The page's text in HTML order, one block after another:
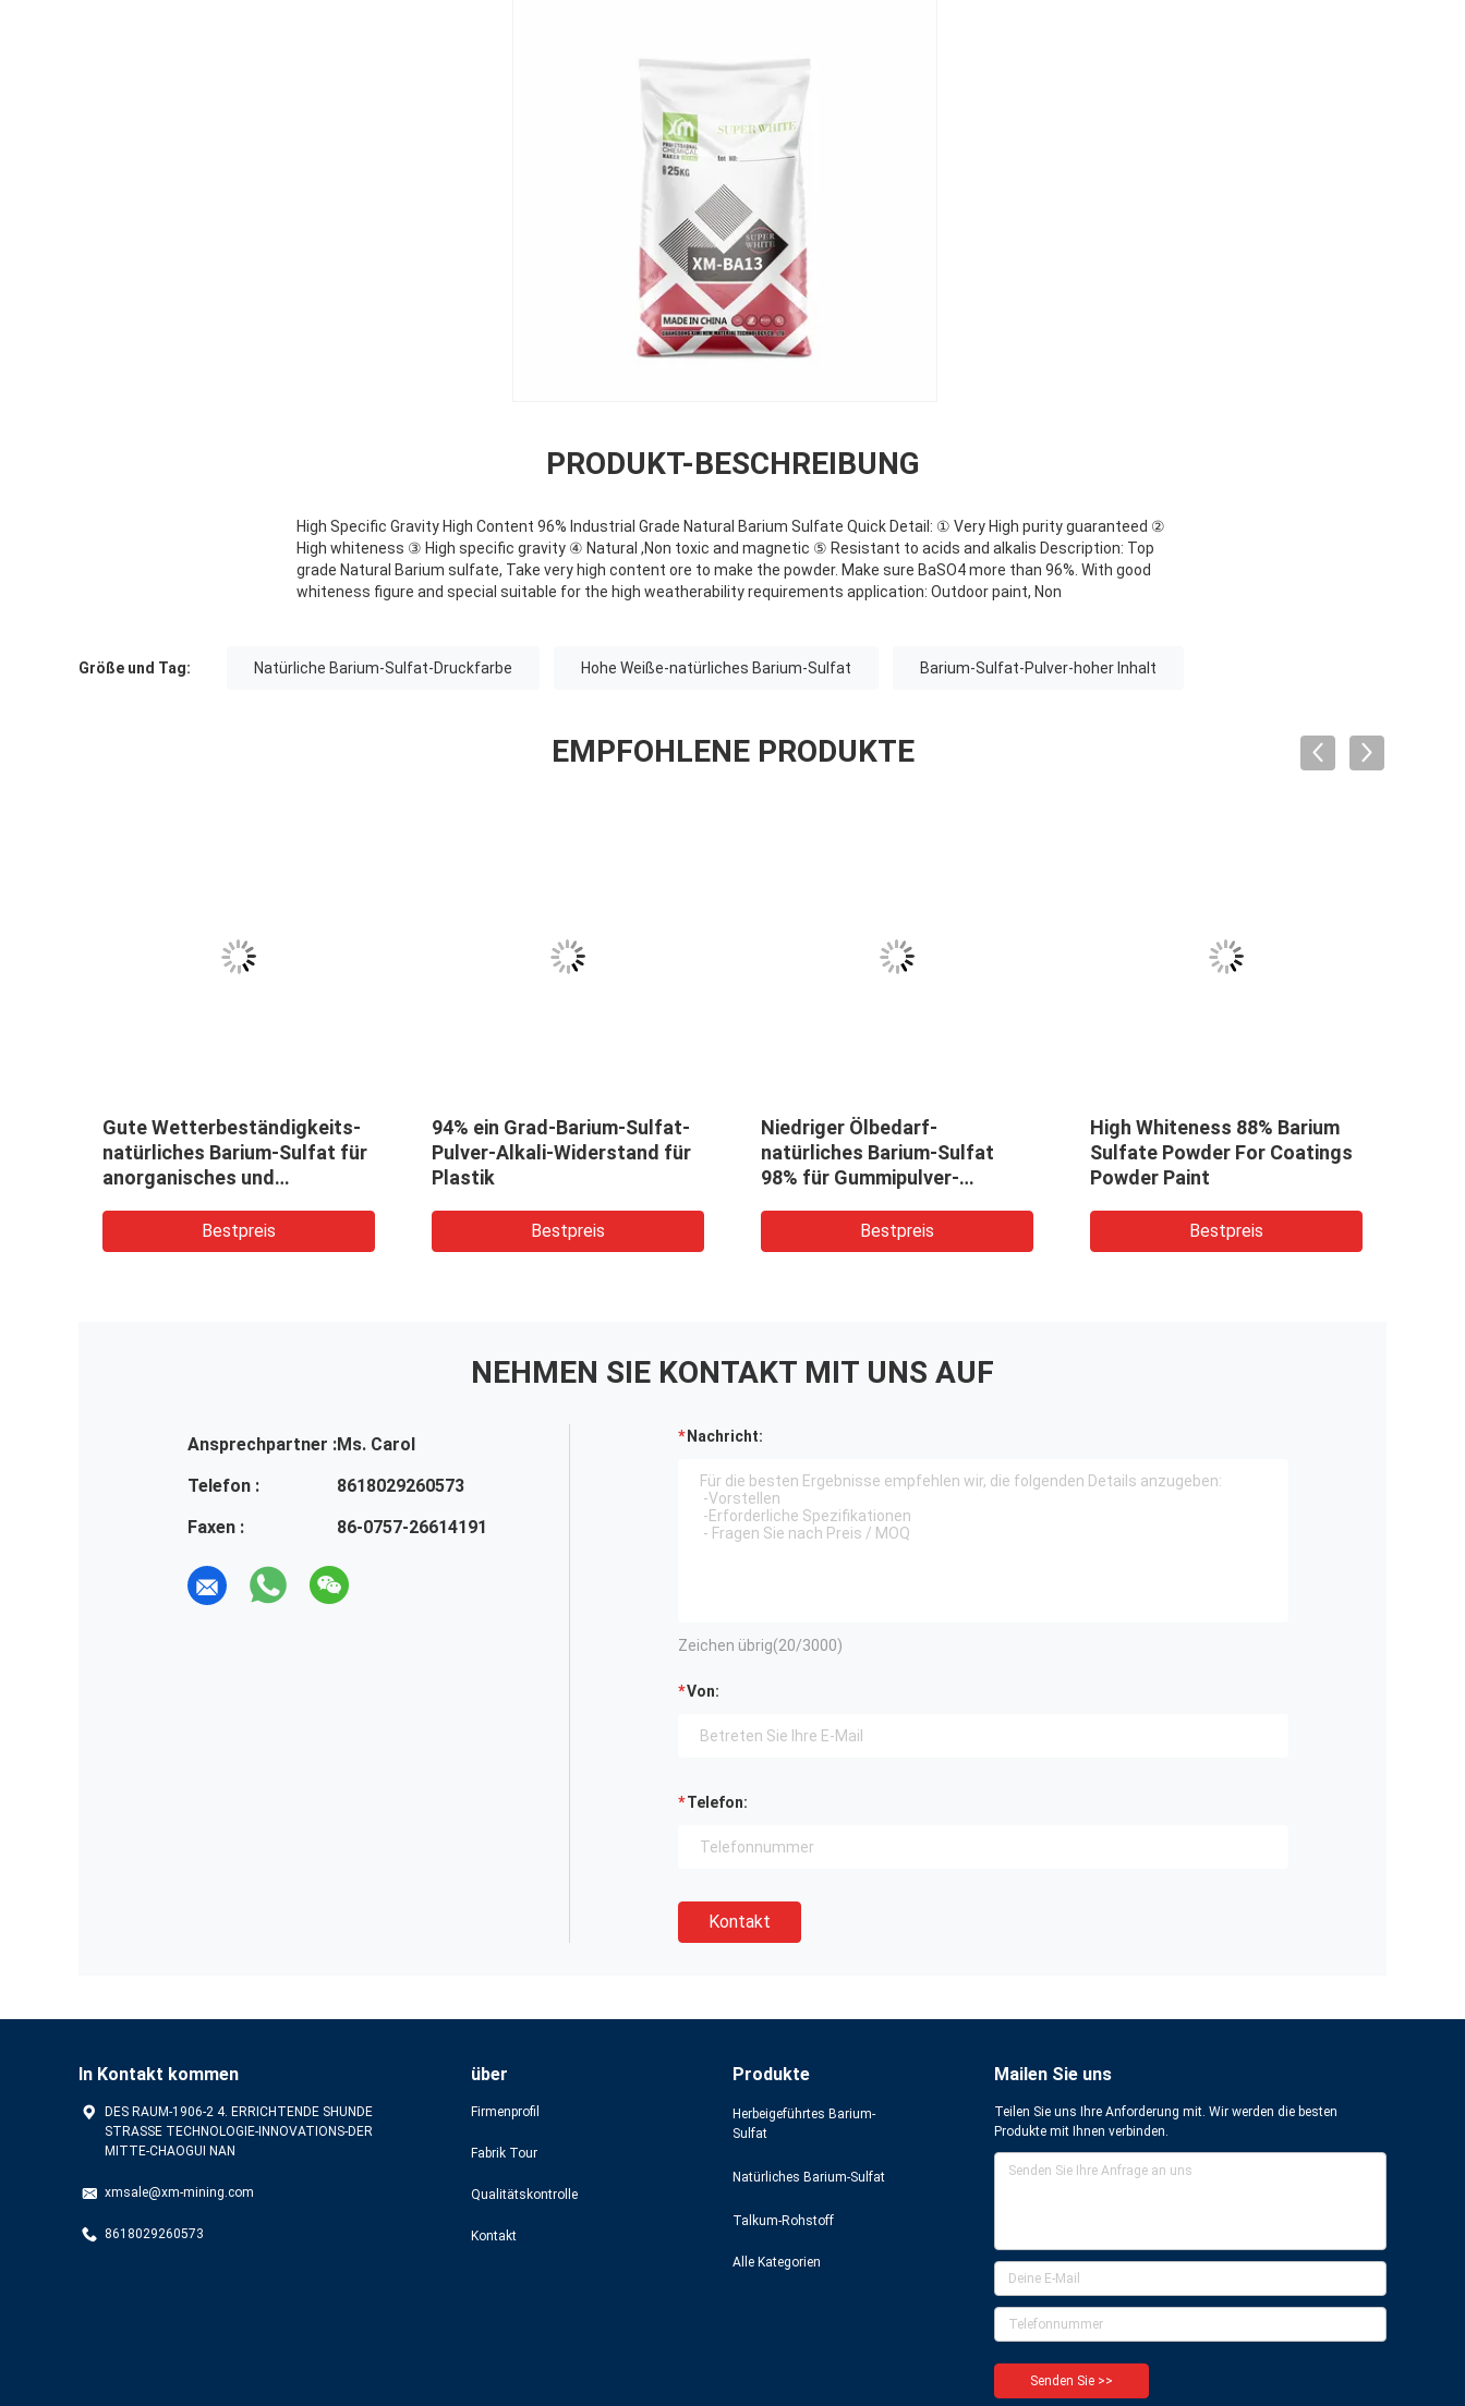
PRODUKT-BESCHREIBUNG
High Specific Gravity High Content 96% Industrial Grade Natural Barium Sulfate Quick Detail: ① Very High purity guaranteed ②
High whiteness ③ High specific gravity ④ Natural ,Non toxic and magnetic ⑤ Resistant to acids and alkalis Description: Top
grade Natural Barium sulfate, Take very high content ore to make the powder. Make sure BaSO4 more than 96%. With good
whiteness figure and special suitable for the high weatherability requirements application: Outdoor paint, Non
Größe und Tag: Natürliche Barium-Sulfat-Druckfarbe Hohe Weiße-natürliches Barium-Sulfat Barium-Sulfat-Pulver-hoher Inhalt
EMPFOHLENE PRODUKTE
Gute Wetterbeständigkeits-
natürliches Barium-Sulfat für
anorganisches und
Bestpreis
94% ein Grad-Barium-Sulfat-
Pulver-Alkali-Widerstand für
Plastik
Bestpreis
Niedriger Ölbedarf-
natürliches Barium-Sulfat
98% für Gummipulver-
Bestpreis
High Whiteness 88% Barium
Sulfate Powder For Coatings
Powder Paint
Bestpreis
NEHMEN SIE KONTAKT MIT UNS AUF
Ansprechpartner :Ms. Carol
Telefon :
8618029260573
Faxen :
86-0757-26614191
Nachricht:
Zeichen übrig(20/3000)
Von:
Telefon:
Kontakt
In Kontakt kommen
DES RAUM-1906-2 4. ERRICHTENDE SHUNDE
STRASSE TECHNOLOGIE-INNOVATIONS-DER
MITTE-CHAOGUI NAN
xmsale@xm-mining.com
8618029260573
über
Firmenprofil
Fabrik Tour
Qualitätskontrolle
Kontakt
Produkte
Herbeigeführtes Barium-
Sulfat
Natürliches Barium-Sulfat
Talkum-Rohstoff
Alle Kategorien
Mailen Sie uns
Teilen Sie uns Ihre Anforderung mit. Wir werden die besten
Produkte mit Ihnen verbinden.
Senden Sie >>